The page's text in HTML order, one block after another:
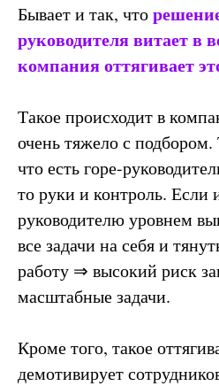
Бывает и так, что
руководителя витает в
компания оттягивает
Такое происходит в
очень тяжело с
что есть горе-
то руки и контроль. Если
руководителю уровнем
все задачи на себя и
работу ⇒ высокий риск
масштабные задачи.
Кроме того, такое
демотивирует